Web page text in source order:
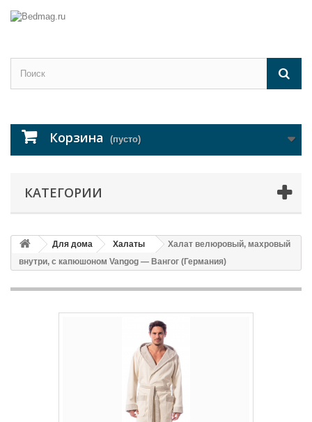
Корзина (пусто)
КАТЕГОРИИ
Для дома Халаты
Халат велюровый, махровый
внутри, с капюшоном Vangog — Вангог (Германия)